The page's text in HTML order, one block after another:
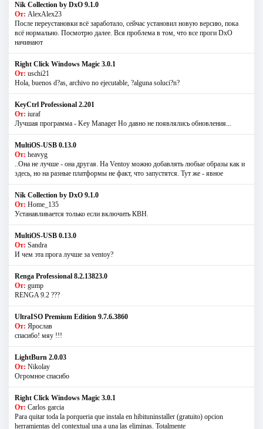
Nik Collection by DxO 9.1.0
От: AlexAlex23
После переустановки всё заработало, сейчас установил новую версию, пока
всё нормально. Посмотрю далее. Вся проблема в том, что все проги DxO
начинают
Right Click Windows Magic 3.0.1
От: uschi21
Hola, buenos d?as, archivo no ejecutable, ?alguna soluci?n?
KeyCtrl Professional 2.201
От: iuraf
Лучшая программа - Key Manager Но давно не появлялись обновления...
MultiOS-USB 0.13.0
От: heavyg
..Она не лучше - она другая. На Ventoy можно добавлять любые образы как и
здесь, но на разные платформы не факт, что запустятся. Тут же - явное
Nik Collection by DxO 9.1.0
От: Home_135
Устанавливается только если включить КВН.
MultiOS-USB 0.13.0
От: Sandra
И чем эта прога лучше за ventoy?
Renga Professional 8.2.13823.0
От: gump
RENGA 9.2 ???
UltraISO Premium Edition 9.7.6.3860
От: Ярослав
спасибо! мяу !!!
LightBurn 2.0.03
От: Nikolay
Огромное спасибо
Right Click Windows Magic 3.0.1
От: Carlos garcia
Para quitar toda la porqueria que instala en hibituninstaller (gratuito) opcion
herramientas del contextual una a una las eliminas. Totalmente